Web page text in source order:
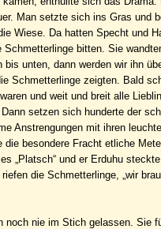
Man setzte sich ins Gras und
Wiese. Da hatten Specht und
bitten. Sie
unten, dann werden wir ihn
Schmetterlinge zeigten. Bald
und weit und breit alle
setzen sich hunderte der
Anstrengungen mit ihren
besondere Fracht etliche
„Platsch“ und er Erduhu
die Schmetterlinge, „wir
nie im Stich gelassen. Sie